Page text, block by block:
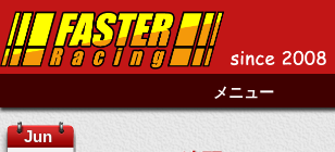
メニュー
Jun